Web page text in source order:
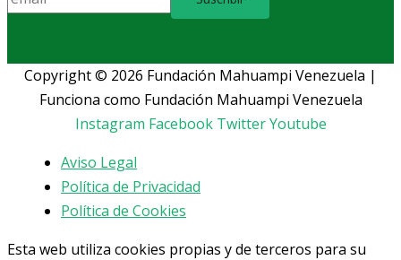
Copyright © 2026 Fundación Mahuampi Venezuela |
Funciona como Fundación Mahuampi Venezuela
Instagram Facebook Twitter Youtube
Aviso Legal
Política de Privacidad
Política de Cookies
Esta web utiliza cookies propias y de terceros para su